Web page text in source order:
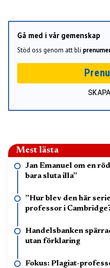
Gå med i vår gemenskap
Stöd oss genom att bli
Mest lästa
Jan Emanuel om en
bara sluta illa”
”Hur blev den här
professor i
Handelsbanken
utan förklaring
Fokus: Plagiat-